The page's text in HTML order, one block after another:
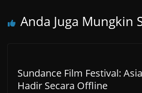
Anda Juga Mungkin
Sundance Film Festival:
Hadir Secara Offline